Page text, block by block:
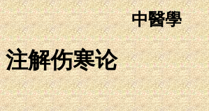
中醫學
注解伤寒论